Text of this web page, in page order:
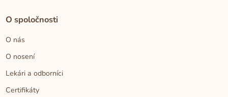
O spoločnosti
O nás
O nosení
Lekári a odborníci
Certifikáty